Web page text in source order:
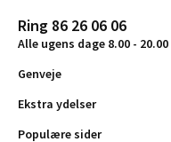
Ring 86 26 06 06
Alle ugens dage 8.00 - 20.00
Genveje
Ekstra ydelser
Populære sider